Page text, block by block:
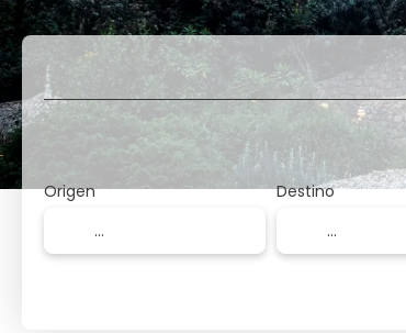
Vuelos + Vuelos + Hotel
Origen Destino